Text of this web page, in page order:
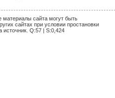
сайта могут быть
сайтах при условии простановки
источник. Q:57 | S:0,424